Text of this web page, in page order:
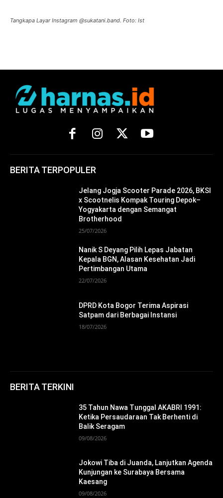
Tangkapa Layar Instagram @sukatani.band. Foto: Ist
BERITA TERPOPULER
Jelang Jogja Scooter Parade 2026, BKSI
x Scootnelis Kompak Touring Depok–
Yogyakarta dengan Semangat
Brotherhood
25/07/2026
Nanik S Deyang Pilih Lepas Jabatan
Kepala BGN, Alasan Kesehatan Jadi
Pertimbangan Utama
22/07/2026
DPRD Kota Bogor Terima Aspirasi
Satpam dari Berbagai Instansi
18/07/2026
BERITA TERKINI
35 Tahun Nawa Tunggal AKABRI 1991:
Ketika Persaudaraan Tak Berhenti di
Balik Seragam
09/08/2026
Jokowi Tiba di Juanda, Lanjutkan Agenda
Kunjungan ke Surabaya Bersama
Kaesang
09/08/2026